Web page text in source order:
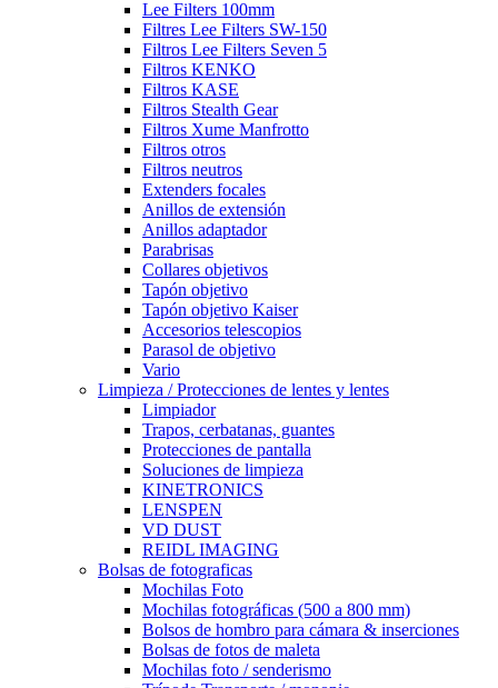
Lee Filters 100mm
Filtres Lee Filters SW-150
Filtros Lee Filters Seven 5
Filtros KENKO
Filtros KASE
Filtros Stealth Gear
Filtros Xume Manfrotto
Filtros otros
Filtros neutros
Extenders focales
Anillos de extensión
Anillos adaptador
Parabrisas
Collares objetivos
Tapón objetivo
Tapón objetivo Kaiser
Accesorios telescopios
Parasol de objetivo
Vario
Limpieza / Protecciones de lentes y lentes
Limpiador
Trapos, cerbatanas, guantes
Protecciones de pantalla
Soluciones de limpieza
KINETRONICS
LENSPEN
VD DUST
REIDL IMAGING
Bolsas de fotograficas
Mochilas Foto
Mochilas fotográficas (500 a 800 mm)
Bolsos de hombro para cámara & inserciones
Bolsas de fotos de maleta
Mochilas foto / senderismo